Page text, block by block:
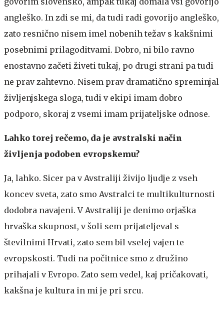
angleško. In zdi se mi, da tudi radi govorijo angleško,
zato resnično nisem imel nobenih težav s kakšnimi
posebnimi prilagoditvami. Dobro, ni bilo ravno
enostavno začeti živeti tukaj, po drugi strani pa tudi
ne prav zahtevno. Nisem prav dramatično spreminjal
življenjskega sloga, tudi v ekipi imam dobro
podporo, skoraj z vsemi imam prijateljske odnose.
Lahko torej rečemo, da je avstralski način
življenja podoben evropskemu?
Ja, lahko. Sicer pa v Avstraliji živijo ljudje z vseh
koncev sveta, zato smo Avstralci te multikulturnosti
dodobra navajeni. V Avstraliji je denimo orjaška
hrvaška skupnost, v šoli sem prijateljeval s
številnimi Hrvati, zato sem bil vselej vajen te
evropskosti. Tudi na počitnice smo z družino
prihajali v Evropo. Zato sem vedel, kaj pričakovati,
kakšna je kultura in mi je pri srcu.